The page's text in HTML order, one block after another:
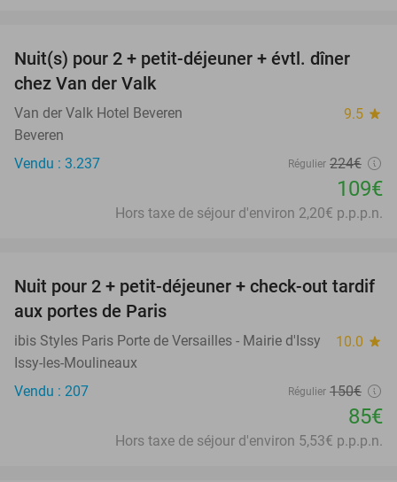
51%
Nuit(s) pour 2 + petit-déjeuner + évtl. dîner
chez Van der Valk
Van der Valk Hotel Beveren 9.5 star
Beveren
Vendu : 3.237
Régulier 224€
109€
Hors taxe de séjour d'environ 2,20€ p.p.p.n.
43%
Nuit pour 2 + petit-déjeuner + check-out tardif
aux portes de Paris
ibis Styles Paris Porte de Versailles - Mairie d'Issy 10.0 star
Issy-les-Moulineaux
Vendu : 207
Régulier 150€
85€
Hors taxe de séjour d'environ 5,53€ p.p.p.n.